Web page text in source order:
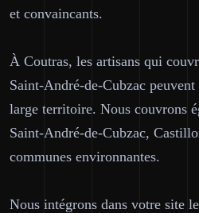
et convaincants.
À Coutras, les artisans qui
Saint-André-de-Cubzac
large territoire. Nous couvrons
Saint-André-de-Cubzac,
communes environnantes.
Nous intégrons dans votre site